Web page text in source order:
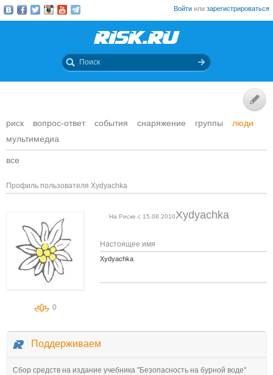
Войти или зарегистрироваться
риск вопрос-ответ события снаряжение группы
люди
мультимедиа
все
Профиль пользователя Xydyachka
0
Xydyachka
На Риске с 15.08.2010
Настоящее имя
Xydyachka
Поддерживаем
Сбор средств на издание учебника "Безопасность на бурной воде"